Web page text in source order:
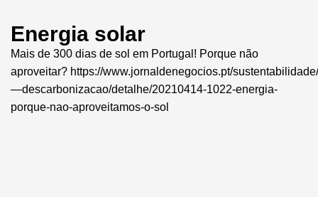
Energia solar
Mais de 300 dias de sol em Portugal! Porque não
aproveitar? https://www.jornaldenegocios.pt/
—descarbonizacao/detalhe/20210414-1022-energia-
porque-nao-aproveitamos-o-sol